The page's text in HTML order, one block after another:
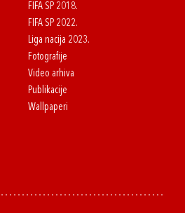
FIFA SP 2018.
FIFA SP 2022.
Liga nacija 2023.
Fotografije
Video arhiva
Publikacije
Wallpaperi